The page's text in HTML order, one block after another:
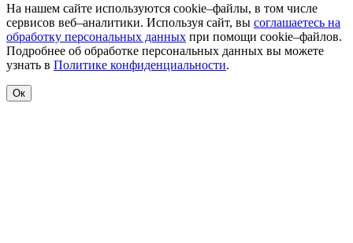
На нашем сайте используются cookie–файлы, в том числе
сервисов веб–аналитики. Используя сайт, вы соглашаетесь на
обработку персональных данных при помощи cookie–файлов.
Подробнее об обработке персональных данных вы можете
узнать в Политике конфиденциальности.
Ок